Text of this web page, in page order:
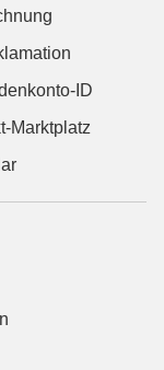
ID
Marktplatz